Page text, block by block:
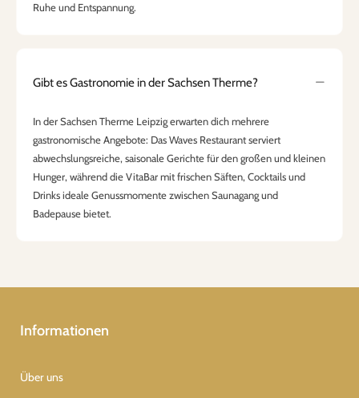
Ruhe und Entspannung.
Gibt es Gastronomie in der Sachsen Therme?
In der Sachsen Therme Leipzig erwarten dich mehrere
gastronomische Angebote: Das Waves Restaurant serviert
abwechslungsreiche, saisonale Gerichte für den großen und kleinen
Hunger, während die VitaBar mit frischen Säften, Cocktails und
Drinks ideale Genussmomente zwischen Saunagang und
Badepause bietet.
Informationen
Über uns